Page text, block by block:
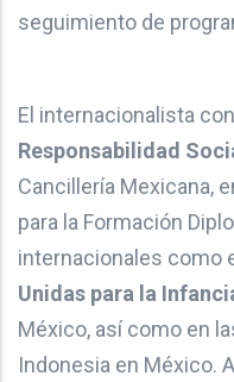
seguimiento de
El internacionalista con
Responsabilidad
Cancillería Mexicana,
para la Formación
internacionales como
Unidas para la
México, así como en
Indonesia en México.